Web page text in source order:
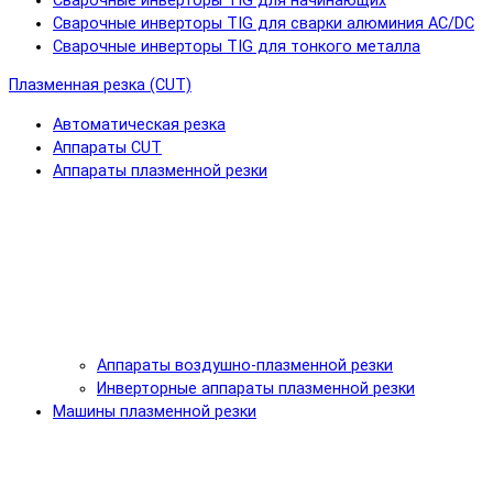
Сварочные инверторы TIG для сварки алюминия AC/DC
Сварочные инверторы TIG для тонкого металла
Плазменная резка (CUT)
Автоматическая резка
Аппараты CUT
Аппараты плазменной резки
Аппараты воздушно-плазменной резки
Инверторные аппараты плазменной резки
Машины плазменной резки